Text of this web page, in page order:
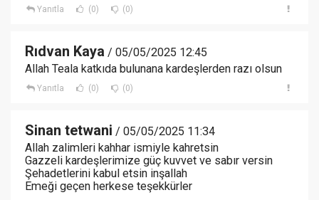
Yanıtla (0) (0)
Rıdvan Kaya / 05/05/2025 12:45
Allah Teala katkıda bulunana kardeşlerden razı olsun
Yanıtla (0) (0)
Sinan tetwani / 05/05/2025 11:34
Allah zalimleri kahhar ismiyle kahretsin
Gazzeli kardeşlerimize güç kuvvet ve sabır versin
Şehadetlerini kabul etsin inşallah
Emeği geçen herkese teşekkürler